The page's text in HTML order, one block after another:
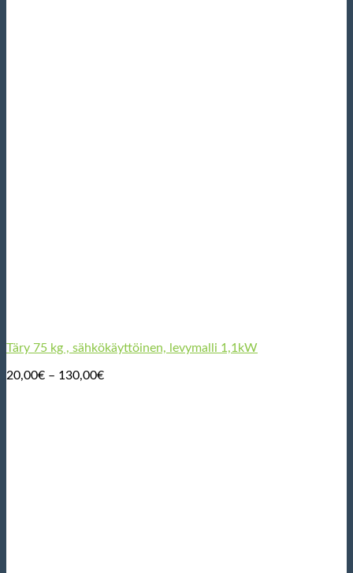
Täry 75 kg , sähkökäyttöinen, levymalli 1,1kW
20,00€ – 130,00€Hintaluokka: